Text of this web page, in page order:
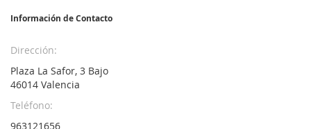
Información de Contacto
Dirección:
Plaza La Safor, 3 Bajo
46014 Valencia
Teléfono:
963121656